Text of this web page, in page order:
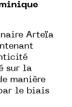
Arteïa
sur la
manière
le biais